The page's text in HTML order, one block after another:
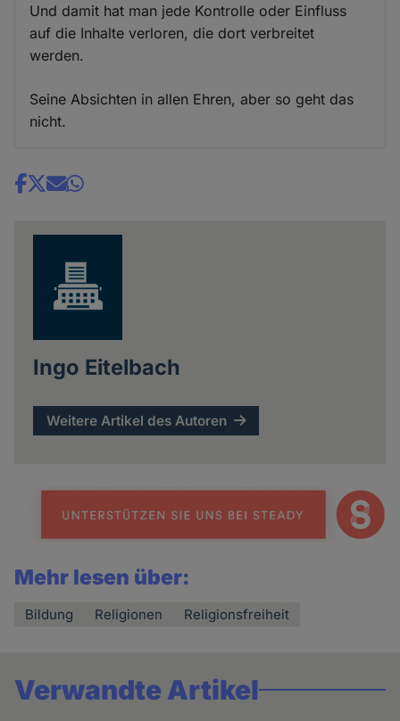
Und damit hat man jede Kontrolle oder Einfluss
auf die Inhalte verloren, die dort verbreitet
werden.
Seine Absichten in allen Ehren, aber so geht das
nicht.
Share
Ingo Eitelbach
Weitere Artikel des Autoren
Mehr lesen über:
Bildung Religionen Religionsfreiheit
Verwandte Artikel